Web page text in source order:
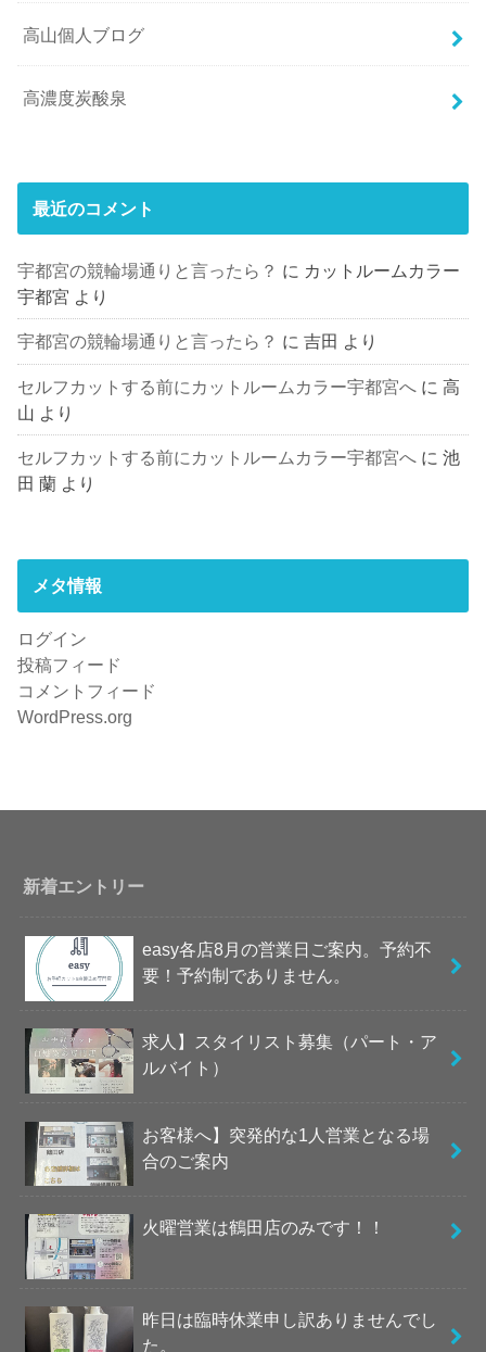
高山個人ブログ
高濃度炭酸泉
最近のコメント
宇都宮の競輪場通りと言ったら？ に カットルームカラー
宇都宮 より
宇都宮の競輪場通りと言ったら？ に吉田 より
セルフカットする前にカットルームカラー宇都宮へ に高
山 より
セルフカットする前にカットルームカラー宇都宮へ に池
田 蘭 より
メタ情報
ログイン
投稿フィード
コメントフィード
WordPress.org
新着エントリー
easy各店8月の営業日ご案内。予約不
要！予約制でありません。
求人】スタイリスト募集（パート・ア
ルバイト）
お客様へ】突発的な1人営業となる場
合のご案内
火曜営業は鶴田店のみです！！
昨日は臨時休業申し訳ありませんでし
た。